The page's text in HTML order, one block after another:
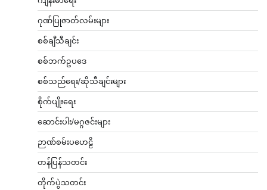
ဂုဏ်ပြုဇာတ်လမ်းများ
စစ်ချီသီချင်း
စစ်ဘက်ဥပဒေ
စစ်သည်ရေး/ဆိုသီချင်းများ
စိုက်ပျိုးရေး
ဆောင်းပါး/မဂ္ဂဇင်းများ
ဉာဏ်စမ်းပဟေဠိ
တန်ပြန်သတင်း
တိုက်ပွဲသတင်း